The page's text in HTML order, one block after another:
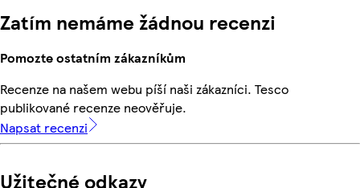
Zatím nemáme žádnou recenzi
Pomozte ostatním zákazníkům
Recenze na našem webu píší naši zákazníci. Tesco
publikované recenze neověřuje.
Napsat recenzi
Užitečné odkazy